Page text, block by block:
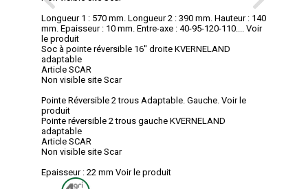
Longueur 1 : 570 mm. Longueur 2 : 390 mm. Hauteur : 140
mm. Epaisseur : 10 mm. Entre-axe : 40-95-120-110....
Voir
le produit
Soc à pointe réversible 16'' droite KVERNELAND
adaptable
Article SCAR
Non visible site Scar
Pointe Réversible 2 trous Adaptable. Gauche. Voir le
produit
Pointe réversible 2 trous gauche KVERNELAND
adaptable
Article SCAR
Non visible site Scar
Epaisseur : 22 mm Voir le produit